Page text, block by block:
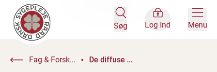
Søg Log Ind Menu
Fag & Forsk... De diffuse ...